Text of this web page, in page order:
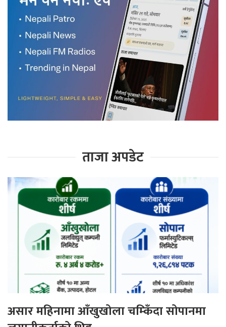
ताजा अपडेट
असार महिनामा आँखुखोला चम्किँदा सोपानमा